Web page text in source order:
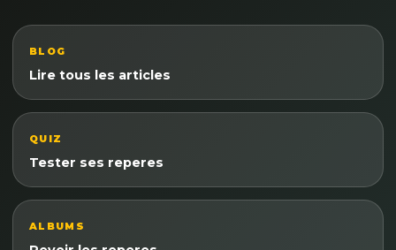
BLOG
Lire tous les articles
QUIZ
Tester ses reperes
ALBUMS